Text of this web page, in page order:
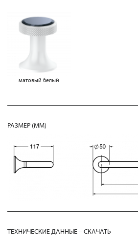
матовый белый
РАЗМЕР (MM)
ТЕХНИЧЕСКИЕ ДАННЫЕ – СКАЧАТЬ